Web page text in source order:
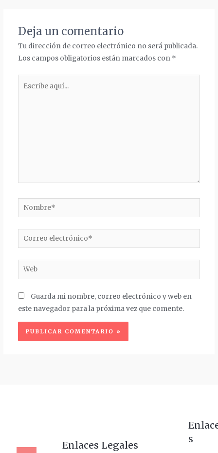
Deja un comentario
Tu dirección de correo electrónico no será publicada.
Los campos obligatorios están marcados con *
Nombre*
Correo
electrónico*
Web
Guarda mi nombre, correo electrónico y web en
este navegador para la próxima vez que comente.
Enlaces Legales
s